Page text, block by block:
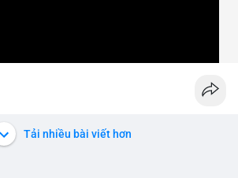
Tải nhiều bài viết hơn